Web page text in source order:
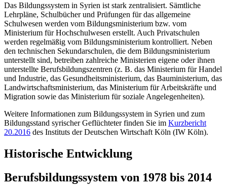
Das Bildungssystem in Syrien ist stark zentralisiert. Sämtliche
Lehrpläne, Schulbücher und Prüfungen für das allgemeine
Schulwesen werden vom Bildungsministerium bzw. vom
Ministerium für Hochschulwesen erstellt. Auch Privatschulen
werden regelmäßig vom Bildungsministerium kontrolliert. Neben
den technischen Sekundarschulen, die dem Bildungsministerium
unterstellt sind, betreiben zahlreiche Ministerien eigene oder ihnen
unterstellte Berufsbildungszentren (z. B. das Ministerium für Handel
und Industrie, das Gesundheitsministerium, das Bauministerium, das
Landwirtschaftsministerium, das Ministerium für Arbeitskräfte und
Migration sowie das Ministerium für soziale Angelegenheiten).
Weitere Informationen zum Bildungssystem in Syrien und zum
Bildungsstand syrischer Geflüchteter finden Sie im Kurzbericht
20.2016 des Instituts der Deutschen Wirtschaft Köln (IW Köln).
Historische Entwicklung
Berufsbildungssystem von 1978 bis 2014